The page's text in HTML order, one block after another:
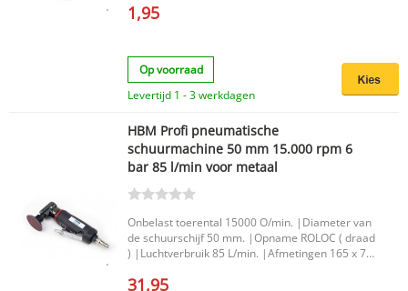
1,95
Op voorraad
Levertijd 1 - 3 werkdagen
HBM Profi pneumatische
schuurmachine 50 mm 15.000 rpm 6
bar 85 l/min voor metaal
Onbelast toerental 15000 O/min. |Diameter van
de schuurschijf 50 mm. |Opname ROLOC ( draad
) |Luchtverbruik 85 L/min. |Afmetingen 165 x 75
31,95